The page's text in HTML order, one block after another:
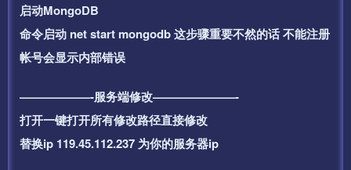
启动MongoDB
命令启动 net start mongodb 这步骤重要不然的话 不能注册
帐号会显示内部错误
——————-服务端修改———————-
打开一键打开所有修改路径直接修改
替换ip 119.45.112.237 为你的服务器ip